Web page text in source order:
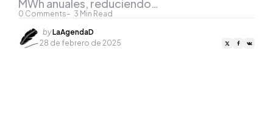
0 Comments 3 Min Read
MWh anuales, reduciendo…
Posted
by
byLaAgendaD
28 de febrero de 2025